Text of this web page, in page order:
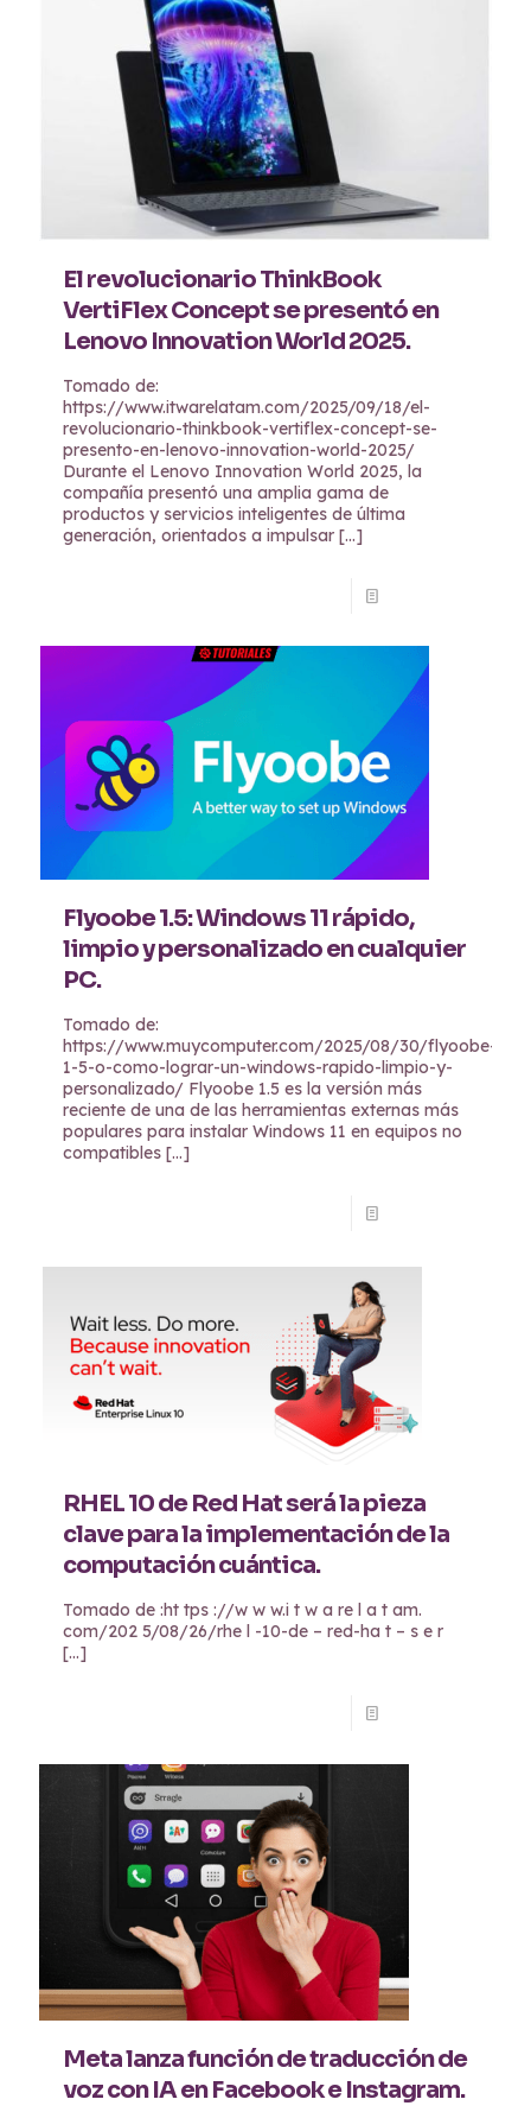
El revolucionario ThinkBook
VertiFlex Concept se presentó en
Lenovo Innovation World 2025.
Tomado de:
https://www.itwarelatam.com/2025/09/18/el-
revolucionario-thinkbook-vertiflex-concept-se-
presento-en-lenovo-innovation-world-2025/
Durante el Lenovo Innovation World 2025, la
compañía presentó una amplia gama de
productos y servicios inteligentes de última
generación, orientados a impulsar […]
Flyoobe 1.5: Windows 11 rápido,
limpio y personalizado en cualquier
PC.
Tomado de:
https://www.muycomputer.com/2025/08/30/flyoobe-
1-5-o-como-lograr-un-windows-rapido-limpio-y-
personalizado/ Flyoobe 1.5 es la versión más
reciente de una de las herramientas externas más
populares para instalar Windows 11 en equipos no
compatibles […]
RHEL 10 de Red Hat será la pieza
clave para la implementación de la
computación cuántica.
Tomado de :ht tps ://w w w.i t w a re l a t am.
com/202 5/08/26/rhe l -10-de – red-ha t – s e r
[…]
Meta lanza función de traducción de
voz con IA en Facebook e Instagram.